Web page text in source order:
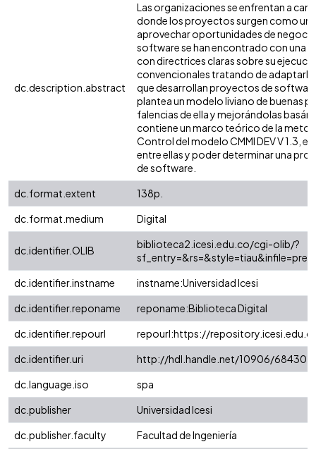
dc.description.abstract
Las organizaciones se enfrentan a
donde los proyectos surgen como un
aprovechar oportunidades de
software se han encontrado con una
con directrices claras sobre su
convencionales tratando de
que desarrollan proyectos de
plantea un modelo liviano de buenas
falencias de ella y mejorándolas
contiene un marco teórico de la
Control del modelo CMMI DEV V 1.3,
entre ellas y poder determinar una
de software.
dc.format.extent
138p.
dc.format.medium
Digital
dc.identifier.OLIB
biblioteca2.icesi.edu.co/cgi-olib/?
dc.identifier.instname
instname:Universidad Icesi
dc.identifier.reponame
reponame:Biblioteca Digital
dc.identifier.repourl
repourl:https://
dc.identifier.uri
http://hdl.handle.net/10906/68430
dc.language.iso
spa
dc.publisher
Universidad Icesi
dc.publisher.faculty
Facultad de Ingeniería